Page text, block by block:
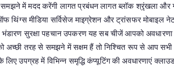
में मदद करेंगी लागत प्रबंधन लागत ब्लॉक श्रृंखला और
थिंग्स मीडिया सर्विसेज माइग्रेशन और ट्रांसफर मोबाइल
भंडारण सुरक्षा पहचान उपकरण यह सब चीजें आपको
तरह से समझने में सक्षम हैं तो निश्चित रूप से आप सभी
लिए उपग्रह में विभिन्न समृद्धि कंप्यूटिंग की अवधारणाएं